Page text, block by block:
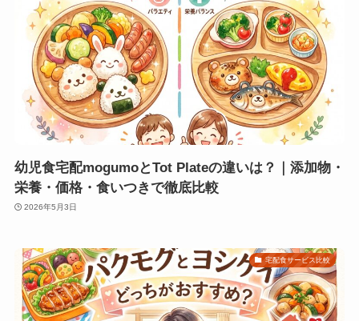
幼児食宅配mogumoとTot Plateの違いは？｜添加物・
栄養・価格・食いつきで徹底比較
2026年5月3日
宅配食サービス比較